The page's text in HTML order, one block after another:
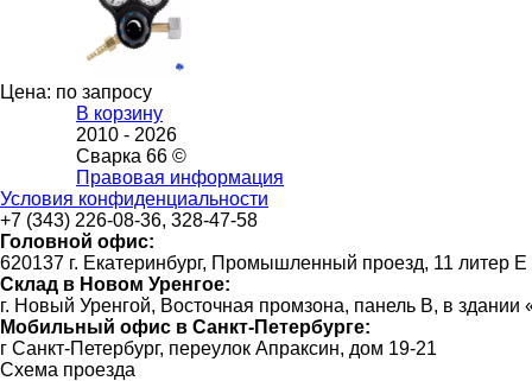
Цена: по запросу
В корзину
2010 - 2026
Сварка 66 ©
Правовая информация
Условия конфиденциальности
+7 (343) 226-08-36, 328-47-58
Головной офис:
620137 г. Екатеринбург, Промышленный проезд, 11 литер Е
Склад в Новом Уренгое:
г. Новый Уренгой, Восточная промзона, панель В, в
Мобильный офис в Санкт-Петербурге:
г Санкт-Петербург, переулок Апраксин, дом 19-21
Схема проезда